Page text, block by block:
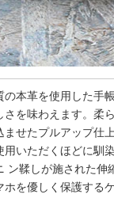
本革を使用した手
を味わえます。柔
せたプルアップ仕
いただくほどに馴
ン鞣しが施された
を優しく保護す